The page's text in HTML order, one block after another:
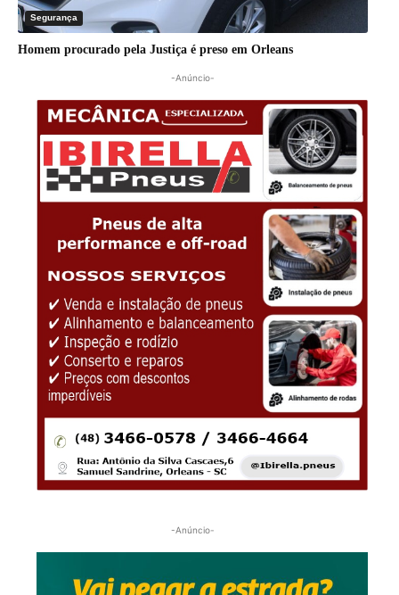
Segurança
Homem procurado pela Justiça é preso em Orleans
-Anúncio-
-Anúncio-